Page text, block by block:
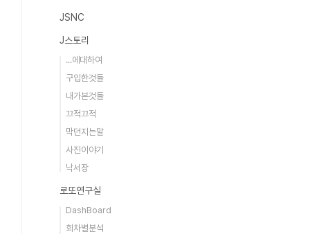
JSNC
J스토리
...에대하여
구입한것들
내가본것들
끄적끄적
막던지는말
사진이야기
낙서장
로또연구실
DashBoard
회차별분석